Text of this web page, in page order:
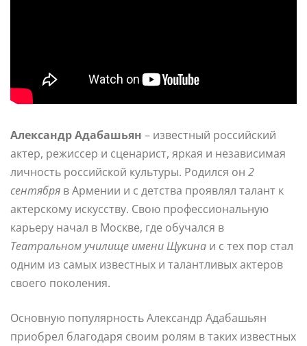
Александр Адабашьян – известный российский
актер, режиссер и сценарист, яркая и независимая
личность российской культуры. Родился он 2
сентября в Армении и с детства проявлял талант к
актерскому искусству. Свою профессиональную
карьеру начал в Москве, где обучался в
Театральном училище имени Щукина и с тех пор стал
одним из самых известных и талантливых актеров
своего поколения.
Основную популярность Александр Адабашьян
приобрел благодаря своим ролям в таких известных